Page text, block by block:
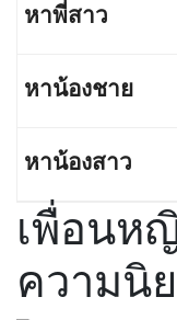
เพื่อนห
ความนิ